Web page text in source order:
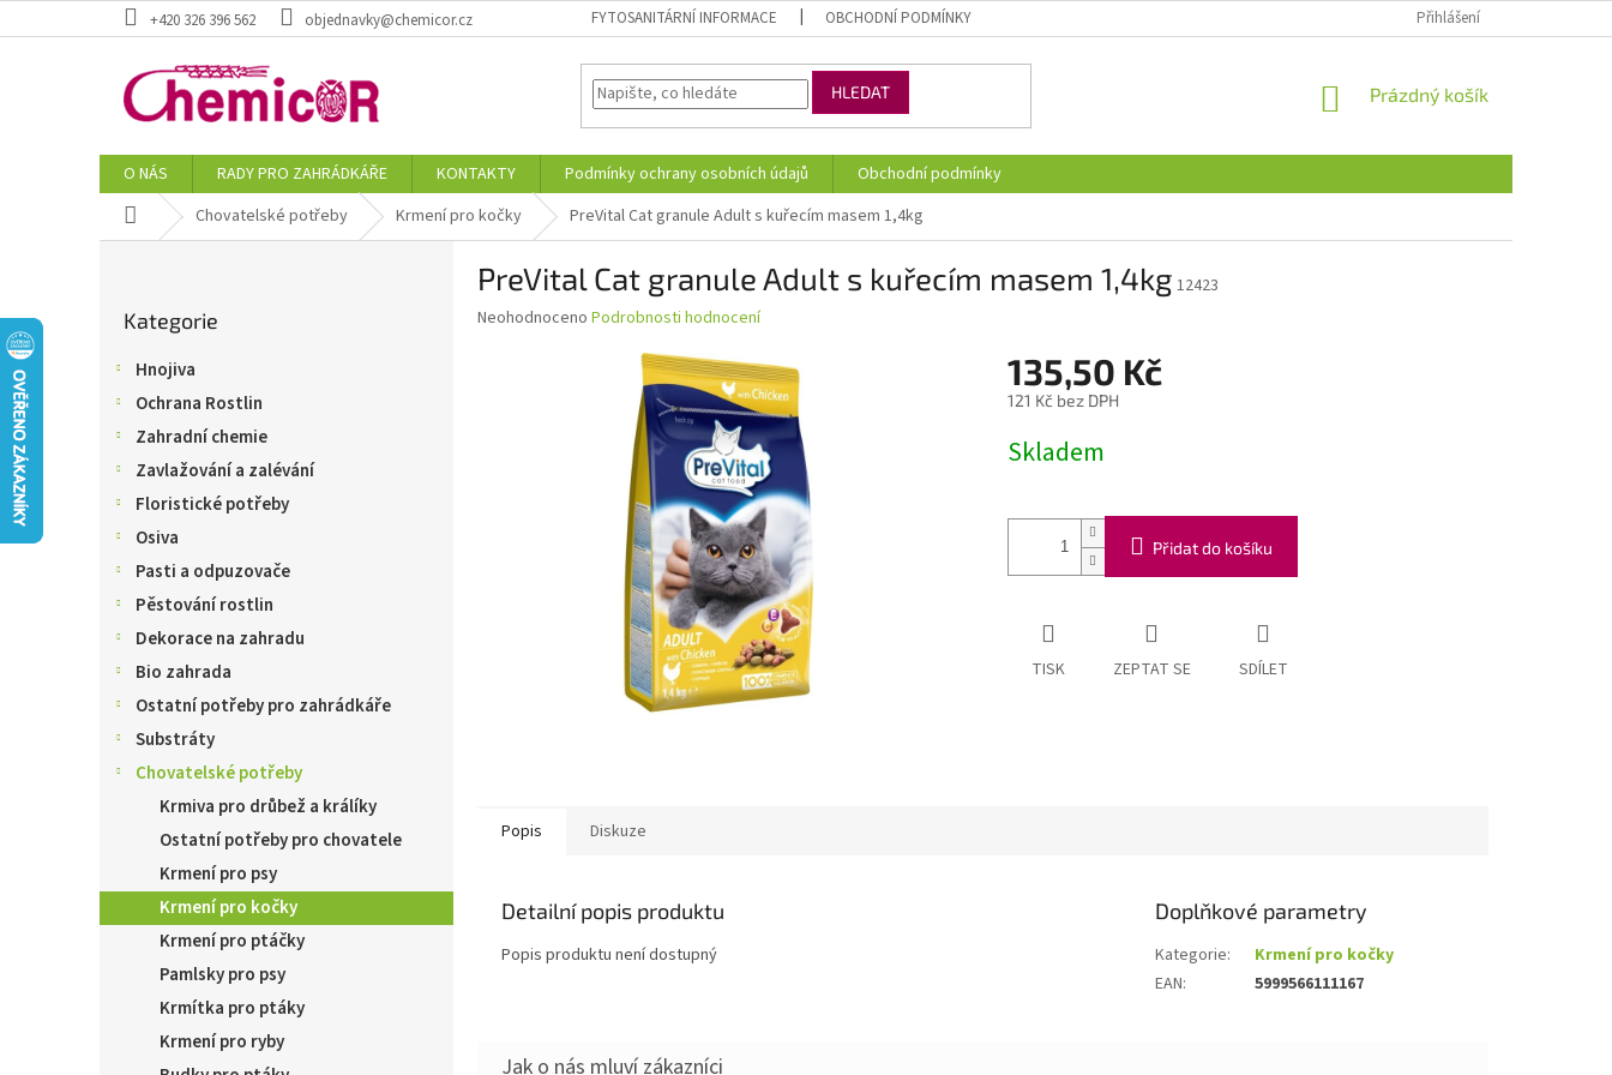
na
+420 326 396 562 objednavky@chemicor.cz FYTOSANITÁRNÍ INFORMACE OBCHODNÍ PODMÍNKY Přihlášení
HLEDAT
NÁKUPNÍ
Prázdný košík
O NÁS RADY PRO ZAHRÁDKÁŘE KONTAKTY Podmínky ochrany osobních údajů
Obchodní podmínky
Domů Chovatelské potřeby Krmení pro kočky PreVital Cat granule Adult s kuřecím masem 1,4kg
kategorie
Kategorie
Hnojiva
Ochrana Rostlin
Zahradní chemie
Zavlažování a zalévání
Floristické potřeby
Osiva
Pasti a odpuzovače
Pěstování rostlin
Dekorace na zahradu
Bio zahrada
Ostatní potřeby pro zahrádkáře
Substráty
Chovatelské potřeby
Krmiva pro drůbež a králíky
Ostatní potřeby pro chovatele
Krmení pro psy
Krmení pro kočky
Krmení pro ptáčky
Pamlsky pro psy
Krmítka pro ptáky
Krmení pro ryby
PreVital Cat granule Adult s kuřecím masem 1,4kg 12423
Průměrné
Neohodnoceno Podrobnosti hodnocení
135,50 Kč
121 Kč bez DPH
cena:
Skladem
Přidat do košíku
TISK ZEPTAT SE SDÍLET
Popis Diskuze
Detailní popis produktu
Popis produktu není dostupný
Doplňkové parametry
Kategorie:
Krmení pro kočky
EAN: 5999566111167